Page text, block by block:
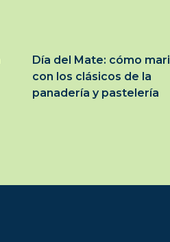
Día del Mate: cómo
con los clásicos de la
panadería y pastelería